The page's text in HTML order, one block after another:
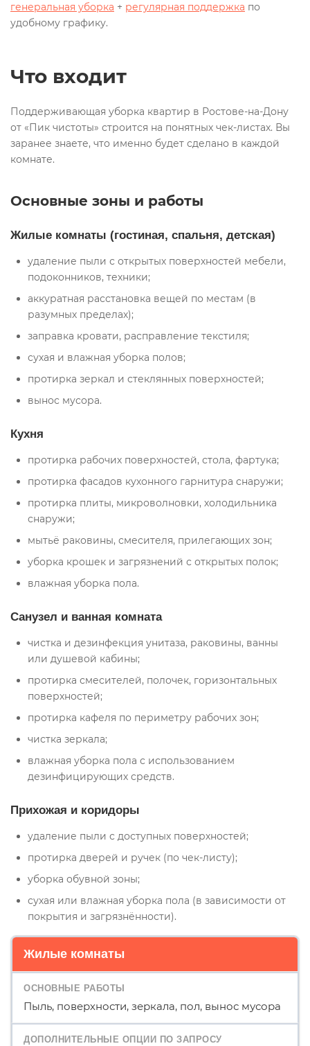
генеральная уборка + регулярная поддержка по
удобному графику.
Что входит
Поддерживающая уборка квартир в Ростове-на-Дону
от «Пик чистоты» строится на понятных чек-листах. Вы
заранее знаете, что именно будет сделано в каждой
комнате.
Основные зоны и работы
Жилые комнаты (гостиная, спальня, детская)
удаление пыли с открытых поверхностей мебели,
подоконников, техники;
аккуратная расстановка вещей по местам (в
разумных пределах);
заправка кровати, расправление текстиля;
сухая и влажная уборка полов;
протирка зеркал и стеклянных поверхностей;
вынос мусора.
Кухня
протирка рабочих поверхностей, стола, фартука;
протирка фасадов кухонного гарнитура снаружи;
протирка плиты, микроволновки, холодильника
снаружи;
мытьё раковины, смесителя, прилегающих зон;
уборка крошек и загрязнений с открытых полок;
влажная уборка пола.
Санузел и ванная комната
чистка и дезинфекция унитаза, раковины, ванны
или душевой кабины;
протирка смесителей, полочек, горизонтальных
поверхностей;
протирка кафеля по периметру рабочих зон;
чистка зеркала;
влажная уборка пола с использованием
дезинфицирующих средств.
Прихожая и коридоры
удаление пыли с доступных поверхностей;
протирка дверей и ручек (по чек-листу);
уборка обувной зоны;
сухая или влажная уборка пола (в зависимости от
покрытия и загрязнённости).
Жилые комнаты
Пыль, поверхности, зеркала, пол, вынос мусора